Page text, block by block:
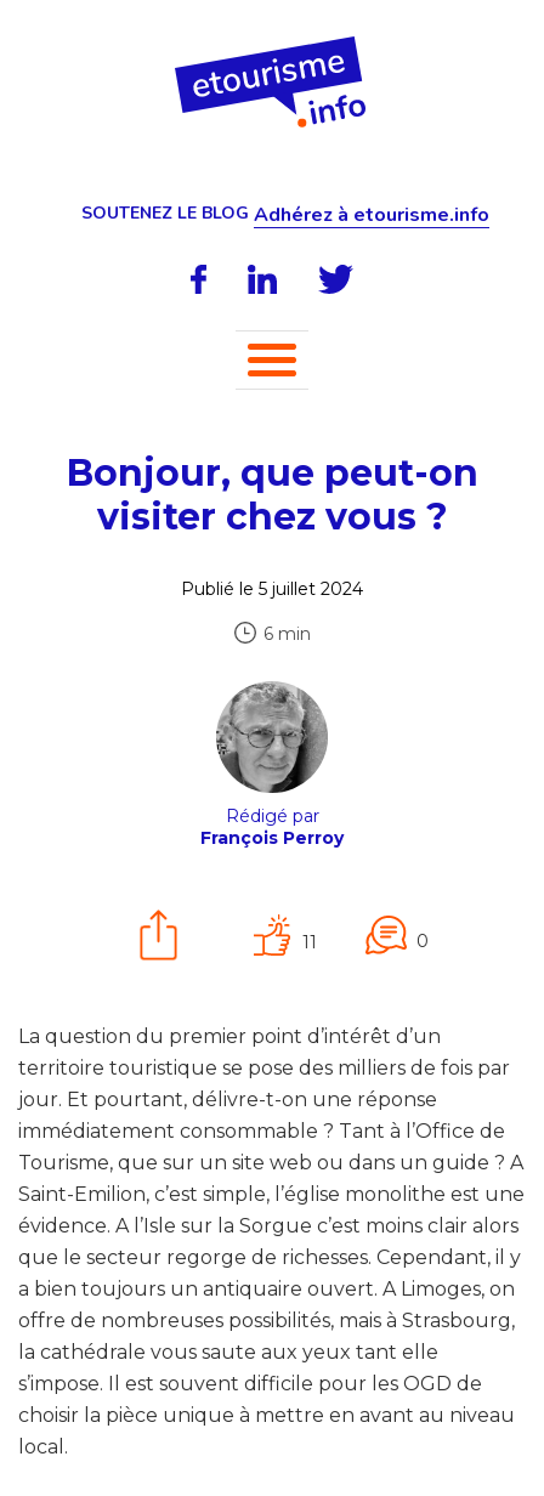
SOUTENEZ LE BLOG Adhérez à etourisme.info
Bonjour, que peut-on
visiter chez vous ?
Publié le 5 juillet 2024
6 min
Rédigé par
François Perroy
11 0
La question du premier point d’intérêt d’un
territoire touristique se pose des milliers de fois par
jour. Et pourtant, délivre-t-on une réponse
immédiatement consommable ? Tant à l’Office de
Tourisme, que sur un site web ou dans un guide ? A
Saint-Emilion, c’est simple, l’église monolithe est une
évidence. A l’Isle sur la Sorgue c’est moins clair alors
que le secteur regorge de richesses. Cependant, il y
a bien toujours un antiquaire ouvert. A Limoges, on
offre de nombreuses possibilités, mais à Strasbourg,
la cathédrale vous saute aux yeux tant elle
s’impose. Il est souvent difficile pour les OGD de
choisir la pièce unique à mettre en avant au niveau
local.